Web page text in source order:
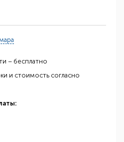
– бесплатно
и стоимость согласно